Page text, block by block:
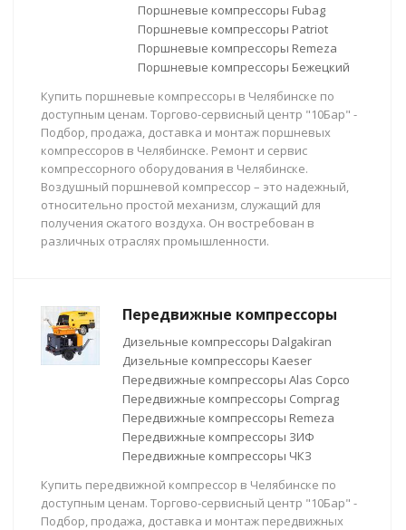
Поршневые компрессоры Fubag
Поршневые компрессоры Patriot
Поршневые компрессоры Remeza
Поршневые компрессоры Бежецкий
Купить поршневые компрессоры в Челябинске по
доступным ценам. Торгово-сервисный центр "10Бар" -
Подбор, продажа, доставка и монтаж поршневых
компрессоров в Челябинске. Ремонт и сервис
компрессорного оборудования в Челябинске.
Воздушный поршневой компрессор – это надежный,
относительно простой механизм, служащий для
получения сжатого воздуха. Он востребован в
различных отраслях промышленности.
Передвижные компрессоры
Дизельные компрессоры Dalgakiran
Дизельные компрессоры Kaeser
Передвижные компрессоры Alas Copco
Передвижные компрессоры Comprag
Передвижные компрессоры Remeza
Передвижные компрессоры ЗИФ
Передвижные компрессоры ЧКЗ
Купить передвижной компрессор в Челябинске по
доступным ценам. Торгово-сервисный центр "10Бар" -
Подбор, продажа, доставка и монтаж передвижных